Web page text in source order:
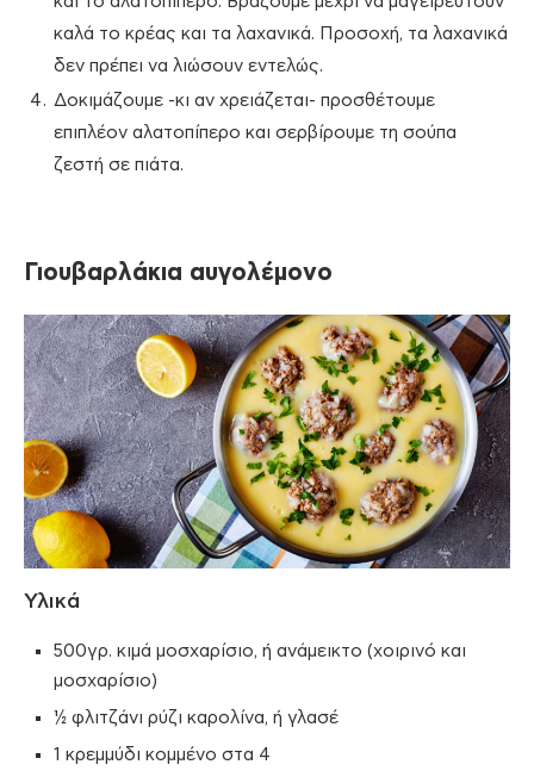
καλά το κρέας και τα λαχανικά. Προσοχή, τα λαχανικά
δεν πρέπει να λιώσουν εντελώς.
Δοκιμάζουμε -κι αν χρειάζεται- προσθέτουμε
επιπλέον αλατοπίπερο και σερβίρουμε τη σούπα
ζεστή σε πιάτα.
Γιουβαρλάκια αυγολέμονο
Υλικά
500γρ. κιμά μοσχαρίσιο, ή ανάμεικτο (χοιρινό και
μοσχαρίσιο)
½ φλιτζάνι ρύζι καρολίνα, ή γλασέ
1 κρεμμύδι κομμένο στα 4